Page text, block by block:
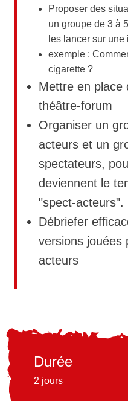
Proposer des
un groupe de 3 à
les lancer sur
exemple :
cigarette ?
Mettre en place
théâtre-forum
Organiser un
acteurs et un
spectateurs,
deviennent le
"spect-acteurs".
Débriefer
versions jouées
acteurs
Durée
2 jours